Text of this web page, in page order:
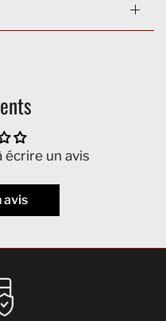
écrire un avis
avis